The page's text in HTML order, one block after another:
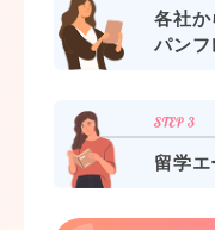
各社か
パンフ
留学